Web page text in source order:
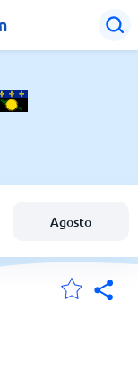
Agosto